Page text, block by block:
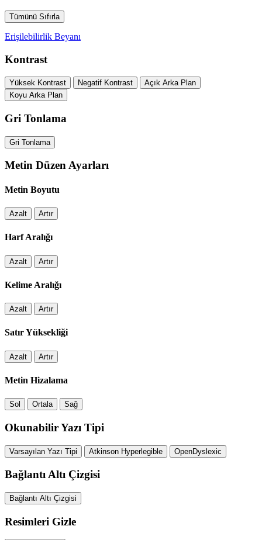
Tümünü Sıfırla
Erişilebilirlik Beyanı
Kontrast
Yüksek Kontrast Negatif Kontrast
Açık Arka Plan
Koyu Arka Plan
Gri Tonlama
Gri Tonlama
Metin Düzen Ayarları
Metin Boyutu
Azalt Artır
Harf Aralığı
Azalt Artır
Kelime Aralığı
Azalt Artır
Satır Yüksekliği
Azalt Artır
Metin Hizalama
Sol Ortala Sağ
Okunabilir Yazı Tipi
Varsayılan Yazı Tipi Atkinson Hyperlegible OpenDyslexic
Bağlantı Altı Çizgisi
Bağlantı Altı Çizgisi
Resimleri Gizle